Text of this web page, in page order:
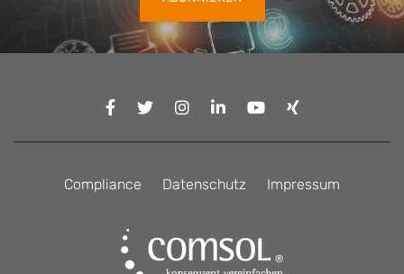
Compliance Datenschutz Impressum